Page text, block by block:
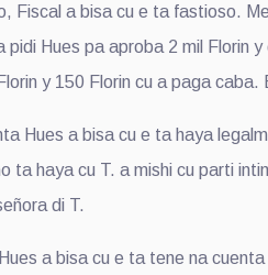
Fiscal a bisa cu e ta fastioso.
Hues pa aproba 2 mil Florin
y 150 Florin cu a paga caba.
Hues a bisa cu e ta haya
ta haya cu T. a mishi cu parti
di T.
a bisa cu e ta tene na